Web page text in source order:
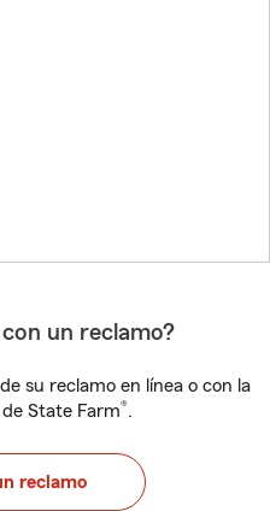
un reclamo?
su reclamo en línea o con la
State Farm®.
reclamo